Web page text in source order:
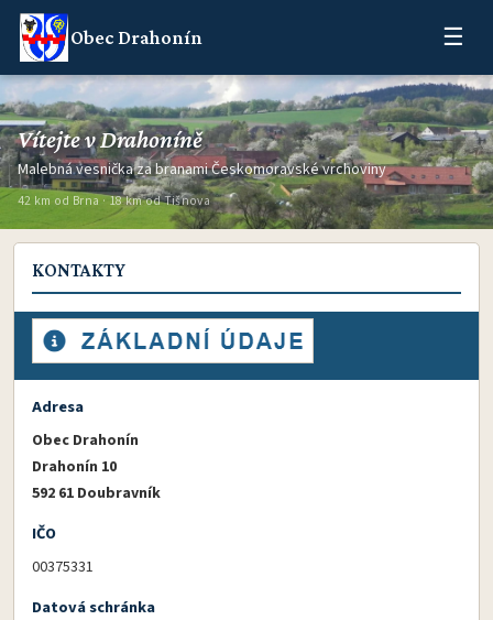
Obec Drahonín ☰
Vítejte v Drahoníně
Malebná vesnička za branami Českomoravské vrchoviny
42 km od Brna · 18 km od Tišnova
KONTAKTY
Adresa
Obec Drahonín
Drahonín 10
592 61 Doubravník
IČO
00375331
Datová schránka